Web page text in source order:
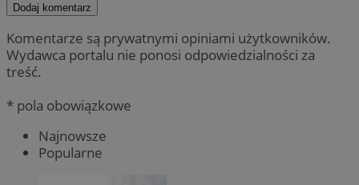
Dodaj komentarz
Komentarze są prywatnymi opiniami użytkowników.
Wydawca portalu nie ponosi odpowiedzialności za
treść.
* pola obowiązkowe
Najnowsze
Popularne